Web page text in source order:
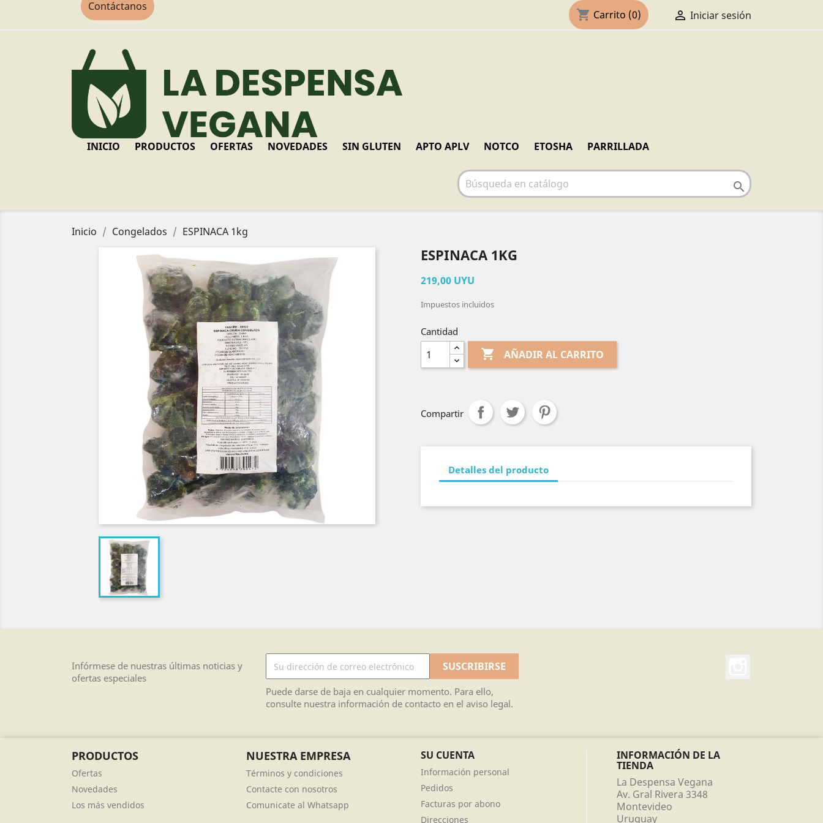
Contáctanos
shopping_cart Carrito (0)  Iniciar sesión
INICIO PRODUCTOS OFERTAS NOVEDADES SIN GLUTEN APTO APLV NOTCO ETOSHA PARRILLADA

Inicio Congelados ESPINACA 1kg
ESPINACA 1KG
219,00 UYU
Impuestos incluidos
Cantidad
 AÑADIR AL CARRITO
Compartir
Detalles del producto
Infórmese de nuestras últimas noticias y
ofertas especiales
Puede darse de baja en cualquier momento. Para ello,
consulte nuestra información de contacto en el aviso legal.
PRODUCTOS
Ofertas
Novedades
Los más vendidos
NUESTRA EMPRESA
Términos y condiciones
Contacte con nosotros
Comunicate al Whatsapp
SU CUENTA
Información personal
Pedidos
Facturas por abono
Direcciones
INFORMACIÓN DE LA
TIENDA
La Despensa Vegana
Av. Gral Rivera 3348
Montevideo
Uruguay